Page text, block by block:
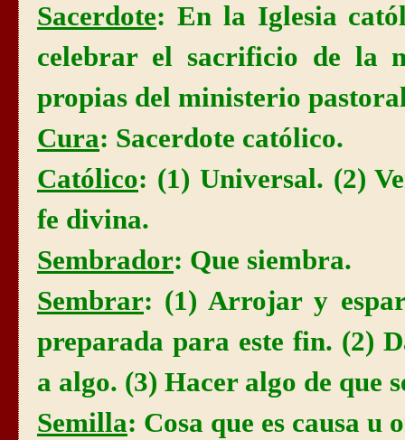
Sacerdote: En la Iglesia
celebrar el sacrificio de la
propias del ministerio
Cura: Sacerdote católico.
Católico: (1) Universal. (2)
fe divina.
Sembrador: Que siembra.
Sembrar: (1) Arrojar y
preparada para este fin. (2)
a algo. (3) Hacer algo de que
Semilla: Cosa que es causa u